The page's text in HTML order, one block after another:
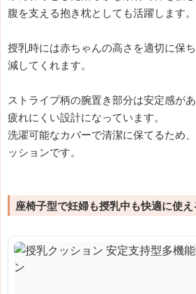
腹を支える抱き枕としても活躍します。
授乳時には赤ちゃんの高さを適切に保
減してくれます。
ストライプ柄の腕置き部分は安定感が
疲れにくい設計になっています。
洗濯可能なカバーで清潔に保てるため
ッションです。
座椅子型で妊婦も授乳中も快適に使